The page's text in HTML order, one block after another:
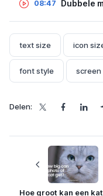
08:47 Dubbele
text size icon
font style screen
Delen:
Hoe groot kan een